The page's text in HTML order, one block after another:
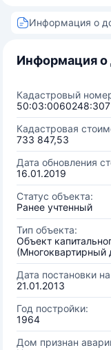
Информация о
Информация о
Кадастровый
50:03:0060248:307
Кадастровая
733 847,53
Дата обновления
16.01.2019
Статус объекта:
Ранее учтенный
Тип объекта:
Объект
(Многоквартирный
Дата постановки
21.01.2013
Год постройки:
1964
Дом признан